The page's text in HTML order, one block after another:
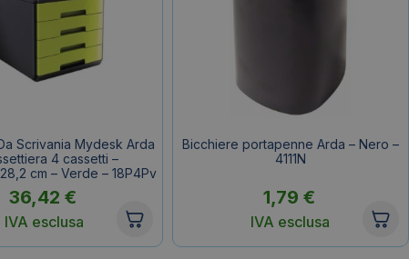
Scrivania Mydesk Arda
4 cassetti –
cm – Verde – 18P4Pv
36,42 €
IVA esclusa
Bicchiere portapenne Arda – Nero –
4111N
1,79 €
IVA esclusa